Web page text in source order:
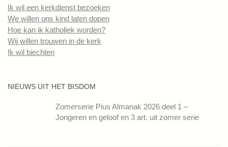
Ik wil een kerkdienst bezoeken
We willen ons kind laten dopen
Hoe kan ik katholiek worden?
Wij willen trouwen in de kerk
Ik wil biechten
NIEUWS UIT HET BISDOM
Zomerserie Pius Almanak 2026 deel 1 –
Jongeren en geloof en 3 art. uit zomer serie